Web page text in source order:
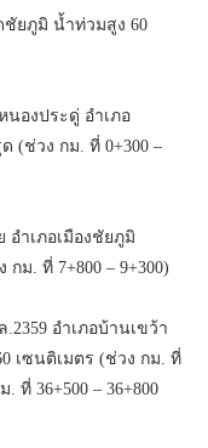
ชัยภูมิ น้ำท่วมสูง 60
นองประดู่ อำเภอ
(ช่วง กม. ที่ 0+300 –
อำเภอเมืองชัยภูมิ
ม. ที่ 7+800 – 9+300)
อำเภอบ้านเขว้า
เซนติเมตร (ช่วง กม. ที่
. ที่ 36+500 – 36+800